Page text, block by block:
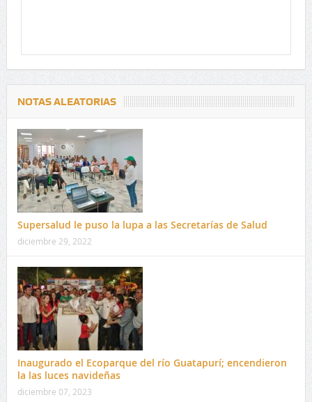
NOTAS ALEATORIAS
Supersalud le puso la lupa a las Secretarías de Salud
diciembre 29, 2022
Inaugurado el Ecoparque del río Guatapurí; encendieron
la las luces navideñas
diciembre 07, 2023